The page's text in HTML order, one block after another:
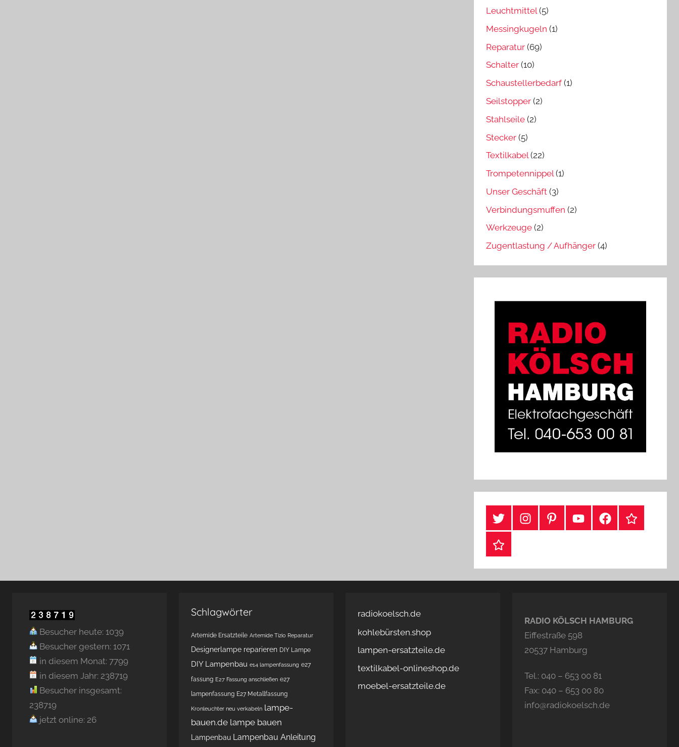
Leuchtmittel(5)
Messingkugeln (1)
Reparatur (69)
Schalter (10)
Schaustellerbedarf (1)
Seilstopper (2)
Stahlseile (2)
Stecker (5)
Textilkabel(22)
Trompetennippel(1)
Unser Geschäft (3)
Verbindungsmuffen (2)
Werkzeuge (2)
Zugentlastung / Aufhänger (4)
#TwitterInstagramPinterestYouTubeFacebook
TikTok
Webshop
Besucher heute: 1039
Besucher gestern: 1071
in diesem Monat: 7799
in diesem Jahr: 238719
Besucher insgesamt:
238719
jetzt online: 26
Schlagwörter
Artemide Ersatzteile Artemide Tizio Reparatur
Designerlampe reparieren DIY Lampe
DIY Lampenbau e14 lampenfassung e27
fassung E27 Fassung anschließen e27
lampenfassung E27 Metallfassung
Kronleuchter neu verkabeln lampe-
bauen.de lampe bauen
Lampenbau Lampenbau Anleitung
radiokoelsch.de
kohlebürsten.shop
lampen-ersatzteile.de
textilkabel-onlineshop.de
moebel-ersatzteile.de
RADIO KÖLSCH HAMBURG
Eiffestraße 598
20537 Hamburg
Tel.: 040 – 653 00 81
Fax: 040 – 653 00 80
info@radiokoelsch.de